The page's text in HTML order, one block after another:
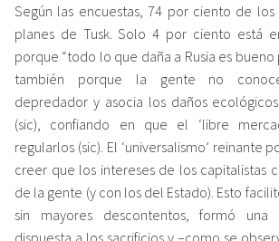
Según las encuestas, 74 por ciento de
planes de Tusk. Solo 4 por ciento está
porque “todo lo que daña a Rusia es bueno
también porque la gente no
depredador y asocia los daños
(sic), confiando en que el ‘libre
regularlos (sic). El ‘universalismo’ reinante
creer que los intereses de los capitalistas
de la gente (y con los del Estado). Esto
sin mayores descontentos, formó una
dispuesta a los sacrificios y –como se